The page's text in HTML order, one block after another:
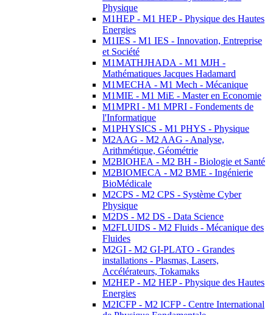
Physique
M1HEP - M1 HEP - Physique des Hautes
Energies
M1IES - M1 IES - Innovation, Entreprise
et Société
M1MATHJHADA - M1 MJH -
Mathématiques Jacques Hadamard
M1MECHA - M1 Mech - Mécanique
M1MIE - M1 MiE - Master en Economie
M1MPRI - M1 MPRI - Fondements de
l'Informatique
M1PHYSICS - M1 PHYS - Physique
M2AAG - M2 AAG - Analyse,
Arithmétique, Géométrie
M2BIOHEA - M2 BH - Biologie et Santé
M2BIOMECA - M2 BME - Ingénierie
BioMédicale
M2CPS - M2 CPS - Système Cyber
Physique
M2DS - M2 DS - Data Science
M2FLUIDS - M2 Fluids - Mécanique des
Fluides
M2GI - M2 GI-PLATO - Grandes
installations - Plasmas, Lasers,
Accélérateurs, Tokamaks
M2HEP - M2 HEP - Physique des Hautes
Energies
M2ICFP - M2 ICFP - Centre International